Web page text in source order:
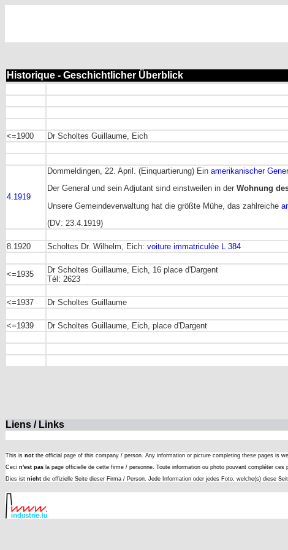
Historique - Geschichtlicher Überblick
<=1900 Dr Scholtes Guillaume, Eich
4.1919
Dommeldingen, 22. April. (Einquartierung) Ein amerikanischer
Der General und sein Adjutant sind einstweilen in der Wohnung
Unsere Gemeindeverwaltung hat die größte Mühe, das zahlreiche
(DV: 23.4.1919)
8.1920 Scholtes Dr. Wilhelm, Eich: voiture immatriculée L 384
<=1935
Dr Scholtes Guillaume, Eich, 16 place d'Dargent
Tél: 2623
<=1937 Dr Scholtes Guillaume
<=1939 Dr Scholtes Guillaume, Eich, place d'Dargent
Liens / Links
This is not the official page of this company / person. Any information or picture completing these pages is
Ceci n'est pas la page officielle de cette firme / personne. Toute information ou photo pouvant compléter
Dies ist nicht die offizielle Seite dieser Firma / Person. Jede Information oder jedes Foto, welche(s) diese